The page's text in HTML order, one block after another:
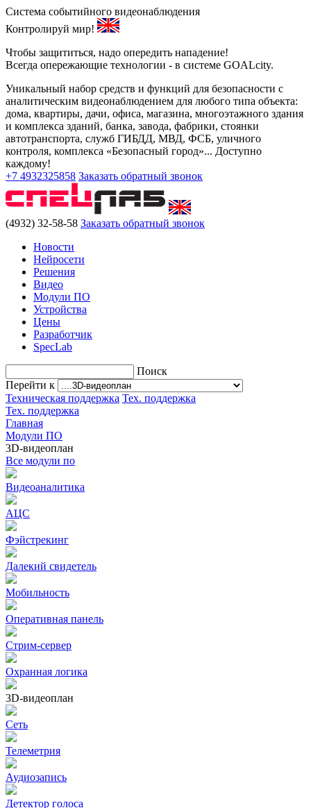
Система событийного видеонаблюдения
Контролируй мир!
Чтобы защититься, надо опередить нападение!
Всегда опережающие технологии - в системе GOALcity.
Уникальный набор средств и функций для безопасности с
аналитическим видеонаблюдением для любого типа объекта:
дома, квартиры, дачи, офиса, магазина, многоэтажного здания
и комплекса зданий, банка, завода, фабрики, стоянки
автотранспорта, служб ГИБДД, МВД, ФСБ, уличного
контроля, комплекса «Безопасный город»... Доступно
каждому!
+7 4932325858 Заказать обратный звонок
(4932) 32-58-58 Заказать обратный звонок
Новости
Нейросети
Решения
Видео
Модули ПО
Устройства
Цены
Разработчик
SpecLab
Поиск
Перейти к
Техническая поддержка Тех. поддержка
Тех. поддержка
Главная
Модули ПО
3D-видеоплан
Все модули по
Видеоаналитика
АЦС
Фэйстрекинг
Далекий свидетель
Мобильность
Оперативная панель
Стрим-сервер
Охранная логика
3D-видеоплан
Сеть
Телеметрия
Аудиозапись
Детектор голоса